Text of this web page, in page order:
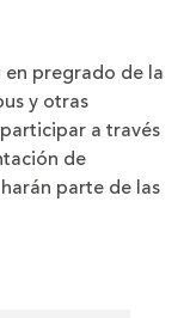
pregrado de la
y otras
a través
de
parte de las